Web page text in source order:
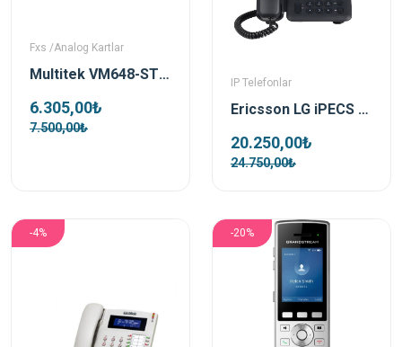
Fxs /Analog Kartlar
Multitek VM648-ST1S Star1s 4 Kanal Sesli Yanıt Sistemi
6.305,00₺
7.500,00₺
IP Telefonlar
Ericsson LG iPECS LIP-1010i IP Telefon Seti
20.250,00₺
24.750,00₺
-4% -20%